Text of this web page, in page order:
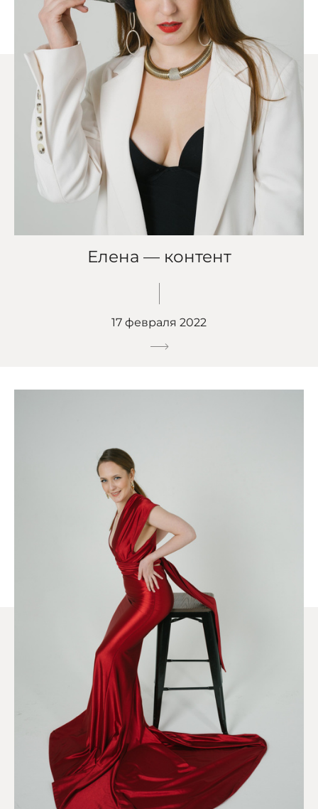
Елена — контент
17 февраля 2022